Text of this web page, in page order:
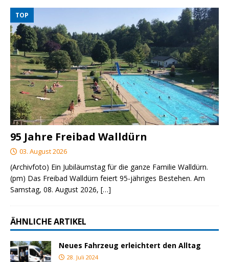
TOP
95 Jahre Freibad Walldürn
03. August 2026
(Archivfoto) Ein Jubiläumstag für die ganze Familie Walldürn.
(pm) Das Freibad Walldürn feiert 95-jähriges Bestehen. Am
Samstag, 08. August 2026, […]
ÄHNLICHE ARTIKEL
Neues Fahrzeug erleichtert den Alltag
28. Juli 2024